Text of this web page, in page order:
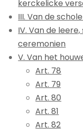
kerckelicke
III. Van de
IV. Van de
ceremonien
V. Van het
Art. 78
Art. 79
Art. 80
Art. 81
Art. 82